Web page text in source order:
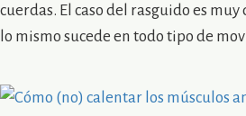
cuerdas. El caso del rasguido es
lo mismo sucede en todo tipo de